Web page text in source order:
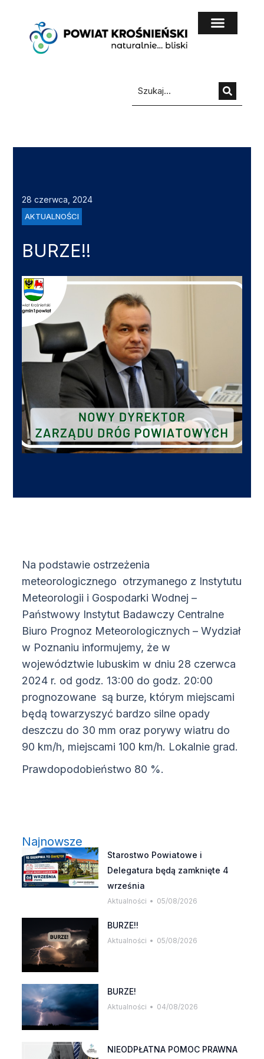
28 czerwca, 2024
AKTUALNOŚCI
BURZE!!
Na podstawie ostrzeżenia
meteorologicznego otrzymanego z Instytutu
Meteorologii i Gospodarki Wodnej –
Państwowy Instytut Badawczy Centralne
Biuro Prognoz Meteorologicznych – Wydział
w Poznaniu informujemy, że w
województwie lubuskim w dniu 28 czerwca
2024 r. od godz. 13:00 do godz. 20:00
prognozowane są burze, którym miejscami
będą towarzyszyć bardzo silne opady
deszczu do 30 mm oraz porywy wiatru do
90 km/h, miejscami 100 km/h. Lokalnie grad.
Prawdopodobieństwo 80 %.
Najnowsze
Starostwo Powiatowe i
Delegatura będą zamknięte 4
września
Aktualności 05/08/2026
BURZE!!
Aktualności 05/08/2026
BURZE!
Aktualności 04/08/2026
NIEODPŁATNA POMOC PRAWNA